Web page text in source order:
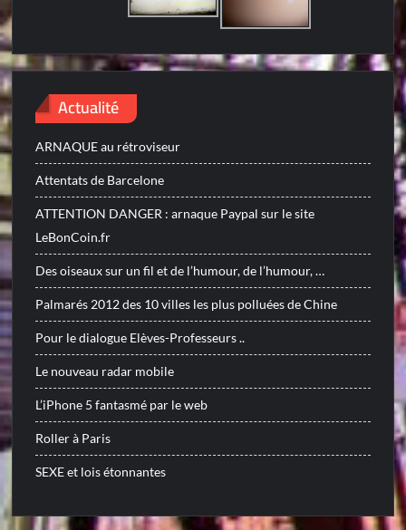
Actualité
ARNAQUE au rétroviseur
Attentats de Barcelone
ATTENTION DANGER : arnaque Paypal sur le site
LeBonCoin.fr
Des oiseaux sur un fil et de l’humour, de l’humour, …
Palmarés 2012 des 10 villes les plus polluées de Chine
Pour le dialogue Elèves-Professeurs ..
Le nouveau radar mobile
L’iPhone 5 fantasmé par le web
Roller à Paris
SEXE et lois étonnantes